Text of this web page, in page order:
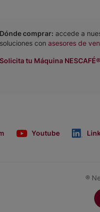
Dónde comprar: accede a
soluciones con asesores de
Solicita tu Máquina NESCAFÉ®
Youtube
®